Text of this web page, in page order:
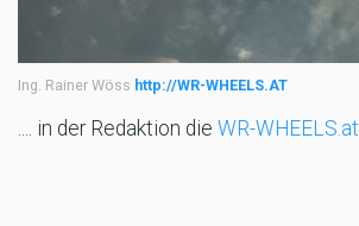
Ing. Rainer Wöss http://WR-WHEELS.AT
.... in der Redaktion die WR-WHEELS.at